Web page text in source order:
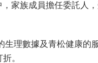
家族成員擔任委託人
生理數據及青松健康的
。